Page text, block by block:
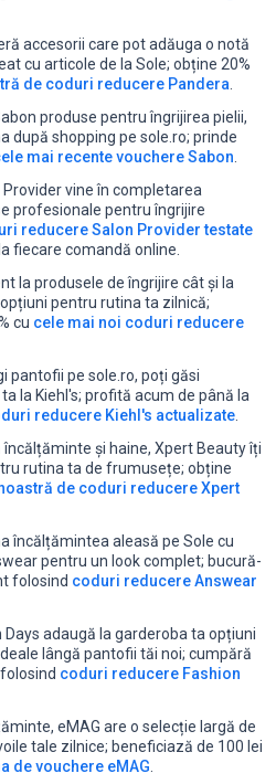
accesorii care pot adăuga o notă
cu articole de la Sole; obține 20%
de coduri reducere Pandera
produse pentru îngrijirea pielii,
după shopping pe sole.ro; prinde
mai recente vouchere Sabon
Provider vine în completarea
profesionale pentru îngrijire
reducere Salon Provider testate
fiecare comandă online.
la produsele de îngrijire cât și la
pentru rutina ta zilnică;
cu cele mai noi coduri reducere
pantofii pe sole.ro, poți găsi
la Kiehl's; profită acum de până la
reducere Kiehl's actualizate
încălțăminte și haine, Xpert Beauty îți
rutina ta de frumusețe; obține
de coduri reducere Xpert
încălțămintea aleasă pe Sole cu
pentru un look complet; bucură-
folosind coduri reducere Answear
Days adaugă la garderoba ta opțiuni
lângă pantofii tăi noi; cumpără
coduri reducere Fashion
eMAG are o selecție largă de
tale zilnice; beneficiază de 100 lei
de vouchere eMAG